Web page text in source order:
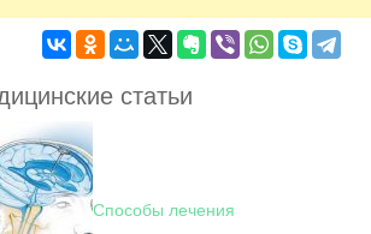
статьи
Способы лечения